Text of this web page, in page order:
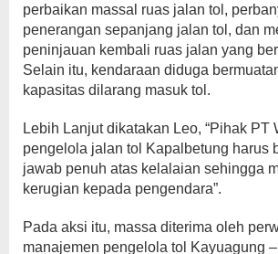
perbaikan massal ruas jalan tol,
penerangan sepanjang jalan tol, dan
peninjauan kembali ruas jalan yang
Selain itu, kendaraan diduga
kapasitas dilarang masuk tol.
Lebih Lanjut dikatakan Leo, “Pihak PT
pengelola jalan tol Kapalbetung harus
jawab penuh atas kelalaian sehingga
kerugian kepada pengendara”.
Pada aksi itu, massa diterima oleh
manajemen pengelola tol Kayuagung